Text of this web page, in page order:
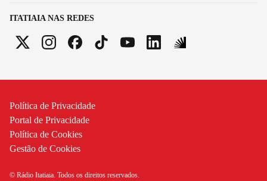
ITATIAIA NAS REDES
Política de Privacidade
Portal de Privacidade
Política de Cookies
Gestão de Cookies
© Rádio Itatiaia. Todos os direitos reservados.